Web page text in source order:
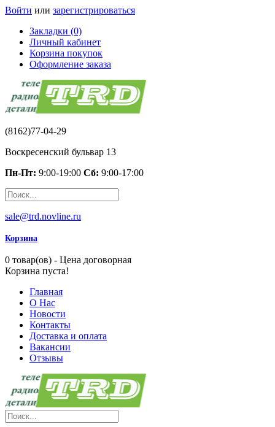
Войти или зарегистрироваться
Закладки (0)
Личный кабинет
Корзина покупок
Оформление заказа
(8162)77-04-29
Воскресенский бульвар 13
Пн-Пт: 9:00-19:00 Сб: 9:00-17:00
sale@trd.novline.ru
Корзина
0 товар(ов) - Цена договорная
Корзина пуста!
Главная
О Нас
Новости
Контакты
Доставка и оплата
Вакансии
Отзывы